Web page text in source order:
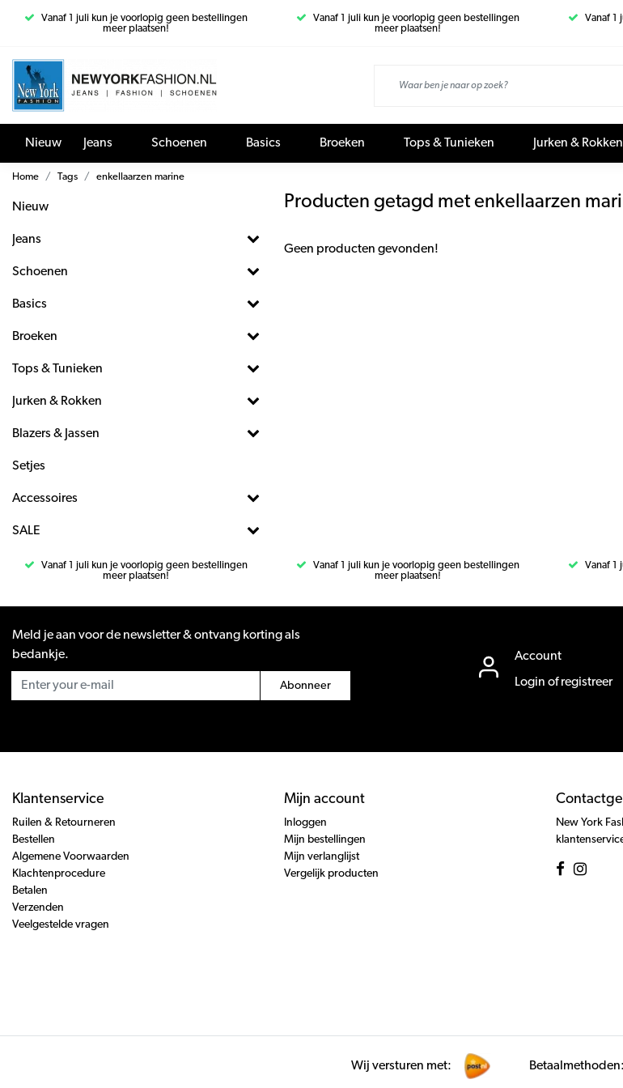
Vanaf 1 juli kun je voorlopig geen bestellingen
meer plaatsen!
Vanaf 1 juli kun je voorlopig geen bestellingen
meer plaatsen!
Vanaf 1
Nieuw Jeans Schoenen Basics Broeken Tops & Tunieken Jurken & Rokken
Home Tags enkellaarzen marine
Nieuw
Jeans
Schoenen
Basics
Broeken
Tops & Tunieken
Jurken & Rokken
Blazers & Jassen
Setjes
Accessoires
SALE
Producten getagd met enkellaarzen
Geen producten gevonden!
Vanaf 1 juli kun je voorlopig geen bestellingen
meer plaatsen!
Vanaf 1 juli kun je voorlopig geen bestellingen
meer plaatsen!
Vanaf 1
Meld je aan voor de newsletter & ontvang korting als
bedankje.
Abonneer
Account
Login of registreer
Klantenservice
Ruilen & Retourneren
Bestellen
Algemene Voorwaarden
Klachtenprocedure
Betalen
Verzenden
Veelgestelde vragen
Mijn account
Inloggen
Mijn bestellingen
Mijn verlanglijst
Vergelijk producten
New York
Wij versturen met: Betaalmethoden: